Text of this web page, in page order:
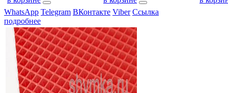
WhatsApp Telegram ВКонтакте Viber Ссылка
подробнее